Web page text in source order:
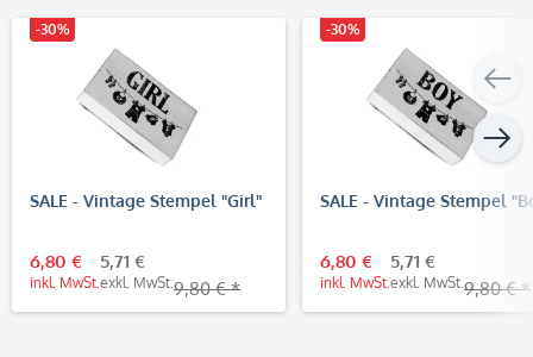
-30%
SALE - Vintage Stempel "Girl"
6,80 €
inkl. MwSt.
5,71 €
exkl. MwSt. 9,80 € *
-30%
SALE - Vintage Stempel
6,80 €
inkl. MwSt.
5,71 €
exkl. MwSt. 9,80 € *